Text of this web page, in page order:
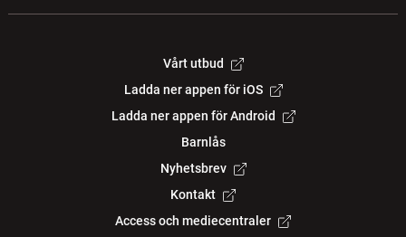
Vårt utbud
Ladda ner appen för iOS
Ladda ner appen för Android
Barnlås
Nyhetsbrev
Kontakt
Access och mediecentraler